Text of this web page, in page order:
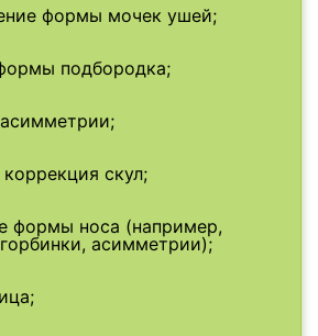
формы мочек ушей;
подбородка;
скул;
формы носа (например,
асимметрии);